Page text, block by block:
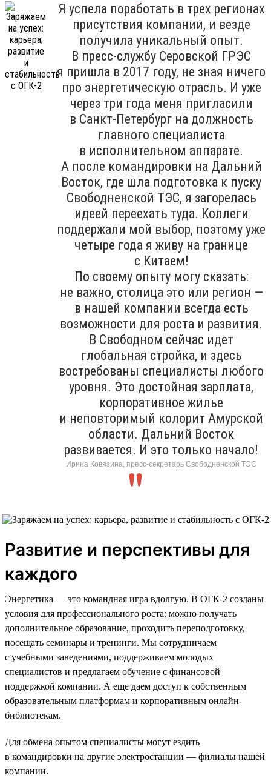
Я успела поработать в трех регионах
присутствия компании, и везде
получила уникальный опыт.
В пресс-службу Серовской ГРЭС
я пришла в 2017 году, не зная ничего
про энергетическую отрасль. И уже
через три года меня пригласили
в Санкт-Петербург на должность
главного специалиста
в исполнительном аппарате.
А после командировки на Дальний
Восток, где шла подготовка к пуску
Свободненской ТЭС, я загорелась
идеей переехать туда. Коллеги
поддержали мой выбор, поэтому уже
четыре года я живу на границе
с Китаем!
По своему опыту могу сказать:
не важно, столица это или регион —
в нашей компании всегда есть
возможности для роста и развития.
В Свободном сейчас идет
глобальная стройка, и здесь
востребованы специалисты любого
уровня. Это достойная зарплата,
корпоративное жилье
и неповторимый колорит Амурской
области. Дальний Восток
развивается. И это только начало!
Ирина Ковязина, пресс-секретарь Свободненской ТЭС
Развитие и перспективы для
каждого
Энергетика — это командная игра вдолгую. В ОГК-2 созданы
условия для профессионального роста: можно получать
дополнительное образование, проходить переподготовку,
посещать семинары и тренинги. Мы сотрудничаем
с учебными заведениями, поддерживаем молодых
специалистов и предлагаем обучение с финансовой
поддержкой компании. А еще даем доступ к собственным
образовательным платформам и корпоративным онлайн-
библиотекам.
Для обмена опытом специалисты могут ездить
в командировки на другие электростанции — филиалы нашей
компании.